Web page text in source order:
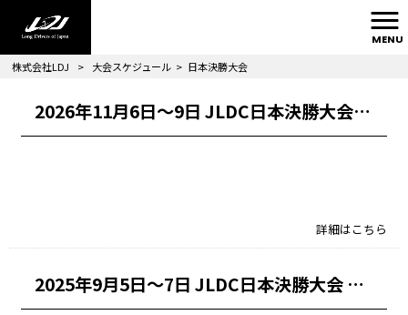
MENU
株式会社LDJ
> 大会スケジュール > 日本決勝大会
2026年11月6日～9日 JLDC日本決勝大会 開催情報
詳細はこちら
2025年9月5日～7日 JLDC日本決勝大会 開催情報